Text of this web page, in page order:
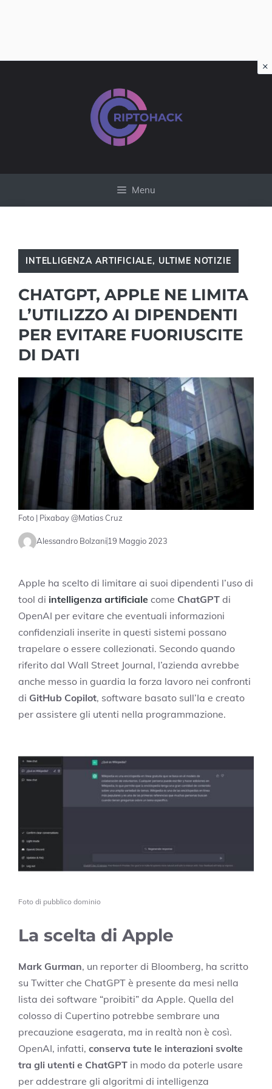
Menu
INTELLIGENZA ARTIFICIALE, ULTIME NOTIZIE
CHATGPT, APPLE NE LIMITA
L’UTILIZZO AI DIPENDENTI
PER EVITARE FUORIUSCITE
DI DATI
Foto | Pixabay @Matias Cruz
Alessandro Bolzani19 Maggio 2023
Apple ha scelto di limitare ai suoi dipendenti l’uso di
tool di intelligenza artificiale come ChatGPT di
OpenAI per evitare che eventuali informazioni
confidenziali inserite in questi sistemi possano
trapelare o essere collezionati. Secondo quando
riferito dal Wall Street Journal, l’azienda avrebbe
anche messo in guardia la forza lavoro nei confronti
di GitHub Copilot, software basato sull’Ia e creato
per assistere gli utenti nella programmazione.
Foto di pubblico dominio
La scelta di Apple
Mark Gurman, un reporter di Bloomberg, ha scritto
su Twitter che ChatGPT è presente da mesi nella
lista dei software “proibiti” da Apple. Quella del
colosso di Cupertino potrebbe sembrare una
precauzione esagerata, ma in realtà non è così.
OpenAI, infatti, conserva tute le interazioni svolte
tra gli utenti e ChatGPT in modo da poterle usare
per addestrare gli algoritmi di intelligenza
×